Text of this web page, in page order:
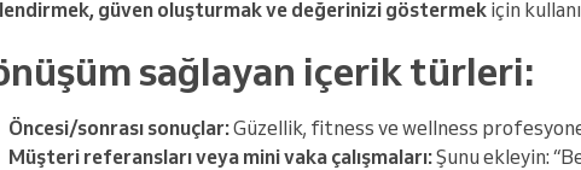
güven oluşturmak ve değerinizi göstermek için
sağlayan içerik türleri:
Öncesi/sonrası sonuçlar:Güzellik, fitness ve wellness
Müşteri referansları veya mini vaka çalışmaları:Şunu ekleyin: